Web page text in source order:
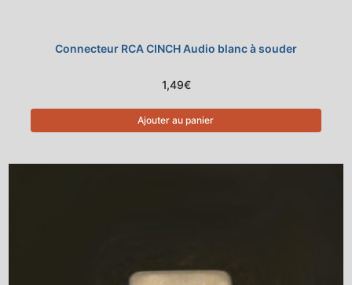
Connecteur RCA CINCH Audio blanc à souder
1,49€
Ajouter au panier